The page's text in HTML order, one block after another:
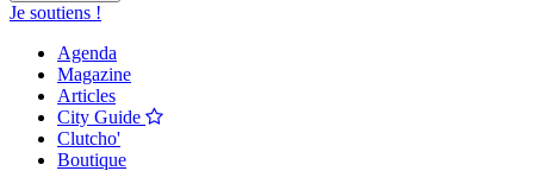
Je soutiens !
Agenda
Magazine
Articles
City Guide
Clutcho'
Boutique